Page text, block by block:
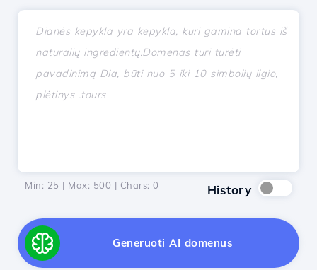
Min: 25 | Max: 500 | Chars: 0 History
Generuoti AI domenus